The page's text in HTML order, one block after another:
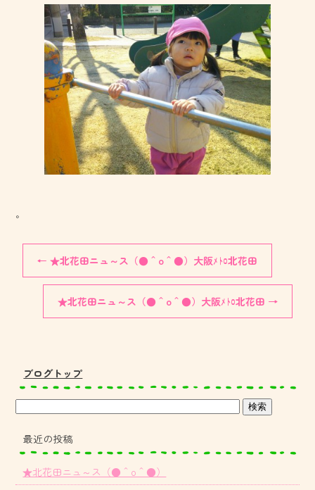
。
← ★北花田ニュ～ス（●＾o＾●）大阪ﾒﾄﾛ北花田
★北花田ニュ～ス（●＾o＾●）大阪ﾒﾄﾛ北花田 →
ブログトップ
最近の投稿
★北花田ニュ～ス（●＾o＾●）